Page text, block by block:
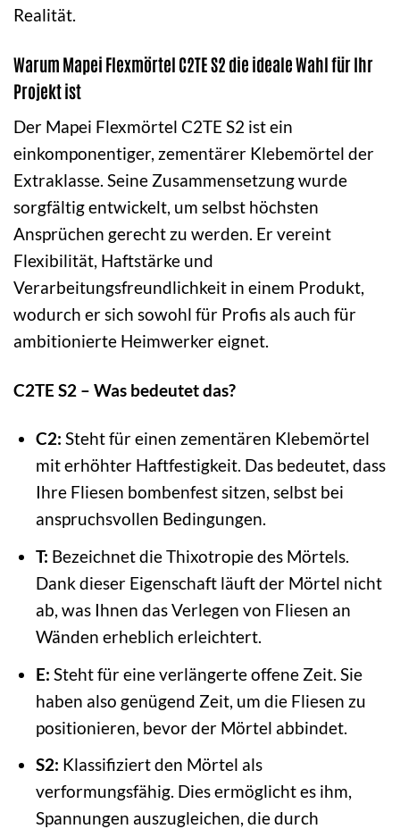
Realität.
Warum Mapei Flexmörtel C2TE S2 die ideale Wahl für Ihr
Projekt ist
Der Mapei Flexmörtel C2TE S2 ist ein
einkomponentiger, zementärer Klebemörtel der
Extraklasse. Seine Zusammensetzung wurde
sorgfältig entwickelt, um selbst höchsten
Ansprüchen gerecht zu werden. Er vereint
Flexibilität, Haftstärke und
Verarbeitungsfreundlichkeit in einem Produkt,
wodurch er sich sowohl für Profis als auch für
ambitionierte Heimwerker eignet.
C2TE S2 – Was bedeutet das?
C2: Steht für einen zementären Klebemörtel
mit erhöhter Haftfestigkeit. Das bedeutet, dass
Ihre Fliesen bombenfest sitzen, selbst bei
anspruchsvollen Bedingungen.
T: Bezeichnet die Thixotropie des Mörtels.
Dank dieser Eigenschaft läuft der Mörtel nicht
ab, was Ihnen das Verlegen von Fliesen an
Wänden erheblich erleichtert.
E: Steht für eine verlängerte offene Zeit. Sie
haben also genügend Zeit, um die Fliesen zu
positionieren, bevor der Mörtel abbindet.
S2: Klassifiziert den Mörtel als
verformungsfähig. Dies ermöglicht es ihm,
Spannungen auszugleichen, die durch